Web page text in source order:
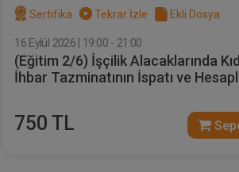
Boşanma Hukuku - IV.
Hukuk Kongresi - III. Oturum
Sertifika Tekrar İzle Ekli Dosya
16 Eylül 2026 | 19:00 - 21:00
(Eğitim 2/6) İşçilik Alacaklarında
İhbar Tazminatının İspatı ve
750 TL